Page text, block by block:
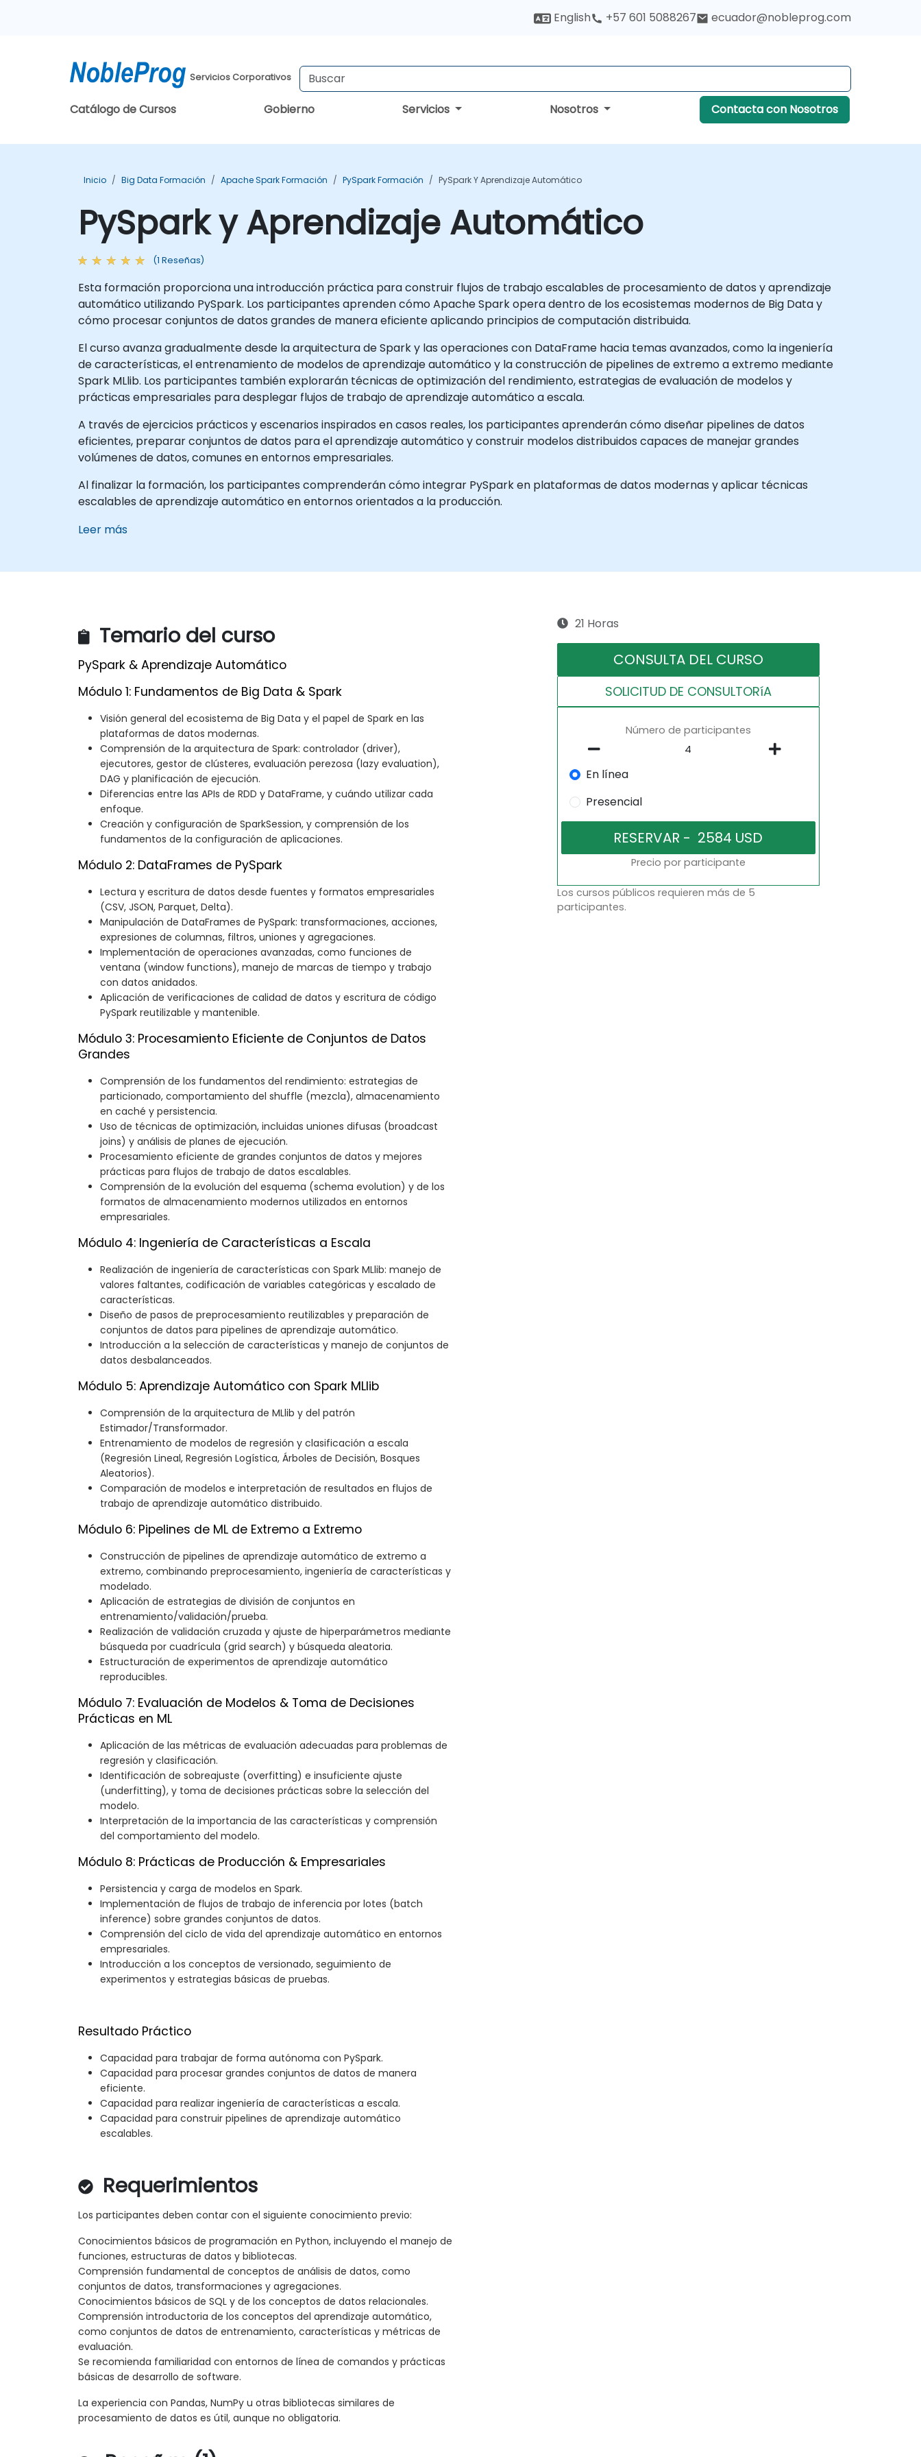
English +57 601 5088267 ecuador@nobleprog.com
Servicios Corporativos
Catálogo de Cursos Gobierno Servicios Nosotros Contacta con Nosotros
Inicio Big Data Formación Apache Spark Formación PySpark Formación PySpark Y Aprendizaje Automático
PySpark y Aprendizaje Automático
(1 Reseñas)
Esta formación proporciona una introducción práctica para construir flujos de trabajo escalables de procesamiento de datos y aprendizaje
automático utilizando PySpark. Los participantes aprenden cómo Apache Spark opera dentro de los ecosistemas modernos de Big Data y
cómo procesar conjuntos de datos grandes de manera eficiente aplicando principios de computación distribuida.
El curso avanza gradualmente desde la arquitectura de Spark y las operaciones con DataFrame hacia temas avanzados, como la ingeniería
de características, el entrenamiento de modelos de aprendizaje automático y la construcción de pipelines de extremo a extremo mediante
Spark MLlib. Los participantes también explorarán técnicas de optimización del rendimiento, estrategias de evaluación de modelos y
prácticas empresariales para desplegar flujos de trabajo de aprendizaje automático a escala.
A través de ejercicios prácticos y escenarios inspirados en casos reales, los participantes aprenderán cómo diseñar pipelines de datos
eficientes, preparar conjuntos de datos para el aprendizaje automático y construir modelos distribuidos capaces de manejar grandes
volúmenes de datos, comunes en entornos empresariales.
Al finalizar la formación, los participantes comprenderán cómo integrar PySpark en plataformas de datos modernas y aplicar técnicas
escalables de aprendizaje automático en entornos orientados a la producción.
Leer más
Temario del curso
PySpark & Aprendizaje Automático
Módulo 1: Fundamentos de Big Data & Spark
Visión general del ecosistema de Big Data y el papel de Spark en las
plataformas de datos modernas.
Comprensión de la arquitectura de Spark: controlador (driver),
ejecutores, gestor de clústeres, evaluación perezosa (lazy evaluation),
DAG y planificación de ejecución.
Diferencias entre las APIs de RDD y DataFrame, y cuándo utilizar cada
enfoque.
Creación y configuración de SparkSession, y comprensión de los
fundamentos de la configuración de aplicaciones.
Módulo 2: DataFrames de PySpark
Lectura y escritura de datos desde fuentes y formatos empresariales
(CSV, JSON, Parquet, Delta).
Manipulación de DataFrames de PySpark: transformaciones, acciones,
expresiones de columnas, filtros, uniones y agregaciones.
Implementación de operaciones avanzadas, como funciones de
ventana (window functions), manejo de marcas de tiempo y trabajo
con datos anidados.
Aplicación de verificaciones de calidad de datos y escritura de código
PySpark reutilizable y mantenible.
Módulo 3: Procesamiento Eficiente de Conjuntos de Datos
Grandes
Comprensión de los fundamentos del rendimiento: estrategias de
particionado, comportamiento del shuffle (mezcla), almacenamiento
en caché y persistencia.
Uso de técnicas de optimización, incluidas uniones difusas (broadcast
joins) y análisis de planes de ejecución.
Procesamiento eficiente de grandes conjuntos de datos y mejores
prácticas para flujos de trabajo de datos escalables.
Comprensión de la evolución del esquema (schema evolution) y de los
formatos de almacenamiento modernos utilizados en entornos
empresariales.
Módulo 4: Ingeniería de Características a Escala
Realización de ingeniería de características con Spark MLlib: manejo de
valores faltantes, codificación de variables categóricas y escalado de
características.
Diseño de pasos de preprocesamiento reutilizables y preparación de
conjuntos de datos para pipelines de aprendizaje automático.
Introducción a la selección de características y manejo de conjuntos de
datos desbalanceados.
Módulo 5: Aprendizaje Automático con Spark MLlib
Comprensión de la arquitectura de MLlib y del patrón
Estimador/Transformador.
Entrenamiento de modelos de regresión y clasificación a escala
(Regresión Lineal, Regresión Logística, Árboles de Decisión, Bosques
Aleatorios).
Comparación de modelos e interpretación de resultados en flujos de
trabajo de aprendizaje automático distribuido.
Módulo 6: Pipelines de ML de Extremo a Extremo
Construcción de pipelines de aprendizaje automático de extremo a
extremo, combinando preprocesamiento, ingeniería de características y
modelado.
Aplicación de estrategias de división de conjuntos en
entrenamiento/validación/prueba.
Realización de validación cruzada y ajuste de hiperparámetros mediante
búsqueda por cuadrícula (grid search) y búsqueda aleatoria.
Estructuración de experimentos de aprendizaje automático
reproducibles.
Módulo 7: Evaluación de Modelos & Toma de Decisiones
Prácticas en ML
Aplicación de las métricas de evaluación adecuadas para problemas de
regresión y clasificación.
Identificación de sobreajuste (overfitting) e insuficiente ajuste
(underfitting), y toma de decisiones prácticas sobre la selección del
modelo.
Interpretación de la importancia de las características y comprensión
del comportamiento del modelo.
Módulo 8: Prácticas de Producción & Empresariales
Persistencia y carga de modelos en Spark.
Implementación de flujos de trabajo de inferencia por lotes (batch
inference) sobre grandes conjuntos de datos.
Comprensión del ciclo de vida del aprendizaje automático en entornos
empresariales.
Introducción a los conceptos de versionado, seguimiento de
experimentos y estrategias básicas de pruebas.
Resultado Práctico
Capacidad para trabajar de forma autónoma con PySpark.
Capacidad para procesar grandes conjuntos de datos de manera
eficiente.
Capacidad para realizar ingeniería de características a escala.
Capacidad para construir pipelines de aprendizaje automático
escalables.
Requerimientos
Los participantes deben contar con el siguiente conocimiento previo:
Conocimientos básicos de programación en Python, incluyendo el manejo de
funciones, estructuras de datos y bibliotecas.
Comprensión fundamental de conceptos de análisis de datos, como
conjuntos de datos, transformaciones y agregaciones.
Conocimientos básicos de SQL y de los conceptos de datos relacionales.
Comprensión introductoria de los conceptos del aprendizaje automático,
como conjuntos de datos de entrenamiento, características y métricas de
evaluación.
Se recomienda familiaridad con entornos de línea de comandos y prácticas
básicas de desarrollo de software.
La experiencia con Pandas, NumPy u otras bibliotecas similares de
procesamiento de datos es útil, aunque no obligatoria.
21 Horas
CONSULTA DEL CURSO
SOLICITUD DE CONSULTORíA
Número de participantes
En línea
Presencial
Precio por participante
Los cursos públicos requieren más de 5
participantes.